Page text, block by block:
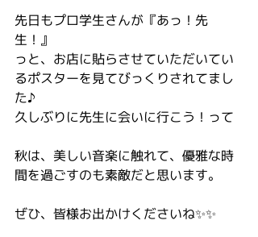
先日もプロ学生さんが『あっ！先
生！』
っと、お店に貼らさせていただいてい
るポスターを見てびっくりされてまし
た♪
久しぶりに先生に会いに行こう！って
秋は、美しい音楽に触れて、優雅な時
間を過ごすのも素敵だと思います。
ぜひ、皆様お出かけくださいね✨✨